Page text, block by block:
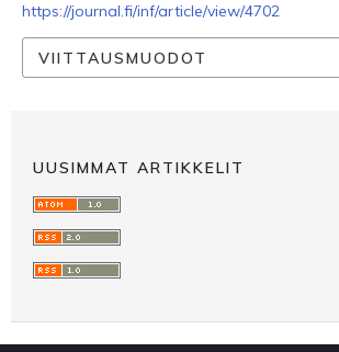
https://journal.fi/inf/article/view/4702
VIITTAUSMUODOT
UUSIMMAT ARTIKKELIT